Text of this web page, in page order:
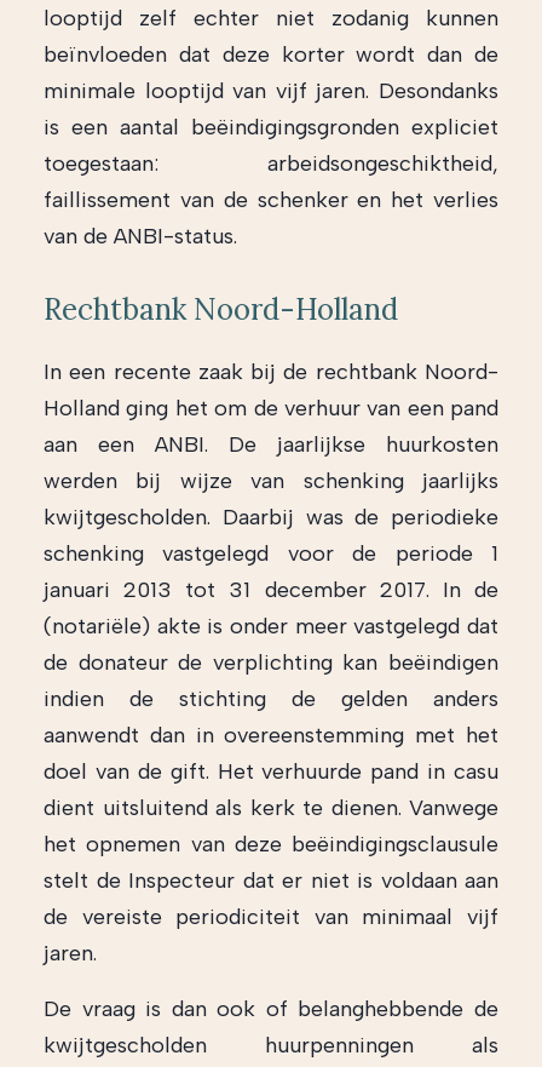
looptijd zelf echter niet zodanig kunnen
beïnvloeden dat deze korter wordt dan de
minimale looptijd van vijf jaren. Desondanks
is een aantal beëindigingsgronden expliciet
toegestaan: arbeidsongeschiktheid,
faillissement van de schenker en het verlies
van de ANBI-status.
Rechtbank Noord-Holland
In een recente zaak bij de rechtbank Noord-
Holland ging het om de verhuur van een pand
aan een ANBI. De jaarlijkse huurkosten
werden bij wijze van schenking jaarlijks
kwijtgescholden. Daarbij was de periodieke
schenking vastgelegd voor de periode 1
januari 2013 tot 31 december 2017. In de
(notariële) akte is onder meer vastgelegd dat
de donateur de verplichting kan beëindigen
indien de stichting de gelden anders
aanwendt dan in overeenstemming met het
doel van de gift. Het verhuurde pand in casu
dient uitsluitend als kerk te dienen. Vanwege
het opnemen van deze beëindigingsclausule
stelt de Inspecteur dat er niet is voldaan aan
de vereiste periodiciteit van minimaal vijf
jaren.
De vraag is dan ook of belanghebbende de
kwijtgescholden huurpenningen als